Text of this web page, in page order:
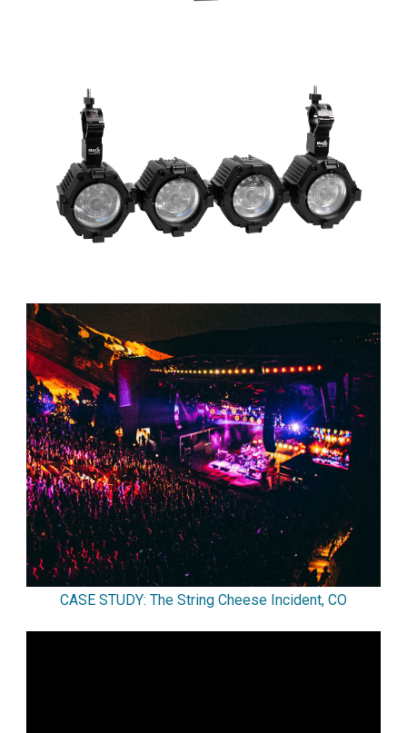
CASE STUDY: The String Cheese Incident, CO